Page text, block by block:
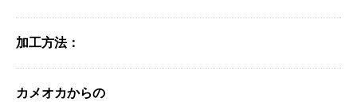
加工方法：
カメオカからの